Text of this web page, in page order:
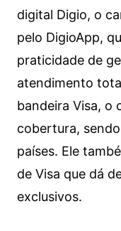
digital Digio, o
pelo DigioApp,
praticidade de
atendimento
bandeira Visa, o
cobertura,
países. Ele
de Visa que dá
exclusivos.